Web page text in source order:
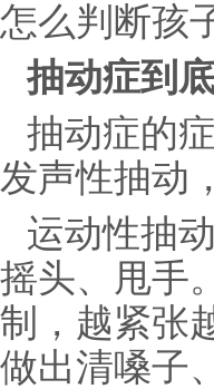
怎么判断孩
抽动症到
抽动症的
发声性抽动
运动性抽
摇头、甩手
制，越紧张
做出清嗓子